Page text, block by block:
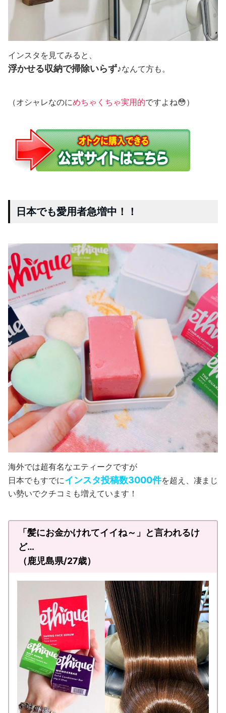
インスタを見てみると、
浮かせる収納で掃除いらず♪なんて方も。
（オシャレなのにめちゃくちゃ実用的ですよね😳）
日本でも愛用者急増中！！
海外では超有名なエティークですが
日本でもすでにインスタ投稿数3000件を超え、凄まじ
い勢いでクチコミも増えています！
「髪にお金かけれてイイね～」と言われるけ
ど…
（鹿児島県/27歳）